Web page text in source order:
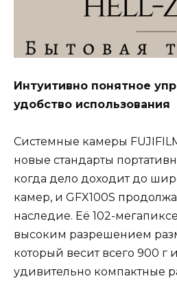
Интуитивно понятное
удобство использования
Системные камеры
новые стандарты
когда дело доходит до
камер, и GFX100S
наследие. Её 102-
высоким разрешением
который весит всего 900 г
удивительно компактные